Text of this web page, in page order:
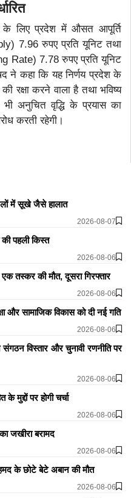
के लिए प्रदेश में औसत आपूर्ति
7.96 रुपए प्रति यूनिट तथा
Rate) 7.78 रुपए प्रति यूनिट
ने कहा कि यह निर्णय प्रदेश के
रक्षा करने वाला है तथा भविष्य
भी अनुचित वृद्धि के प्रयास का
करती रहेगी।
में सूखे जैसे हालात
2026-08-07
की पहली किस्त
2026-08-06
तस्कर की मौत, दूसरा गिरफ्तार
2026-08-06
और सामाजिक विकास को दी नई गति
2026-08-06
विस्तार और चुनावी रणनीति पर
2026-08-06
पर होगी चर्चा
2026-08-06
जखीरा बरामद
2026-08-06
के छोटे बेटे अबान की मौत
2026-08-06